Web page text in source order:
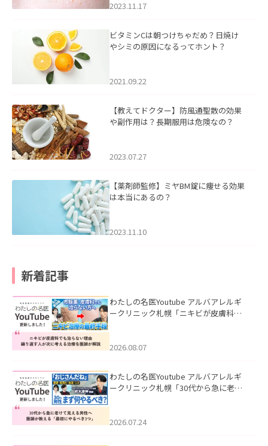
2023.11.17
ビタミンCは朝つけちゃだめ？日焼け
やシミの原因になるってホント？
2021.09.22
【教えてドクター】防風通聖散の効果
や副作用は？長期服用は危険なの？
2023.07.27
【薬剤師監修】ミヤBM錠に痩せる効果
は本当にあるの？
2023.11.10
新着記事
わたしの名医Youtube アルバアレルギ
ークリニック札幌「ニキビが皮膚科で
ました。
2026.08.07
わたしの名医Youtube アルバアレルギ
ークリニック札幌「30代から急に老け
た。
2026.07.24